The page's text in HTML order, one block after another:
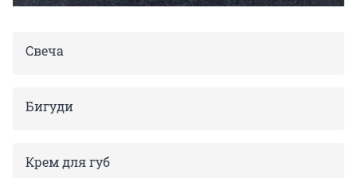
Свеча
Бигуди
Крем для губ